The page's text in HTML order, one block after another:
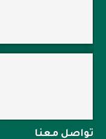
تواصل معنا